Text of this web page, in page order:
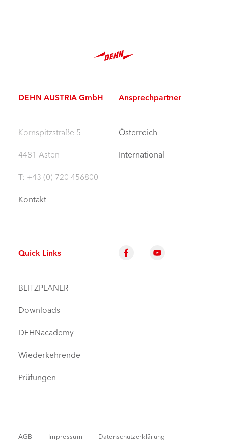
DEHN AUSTRIA GmbH
Kornspitzstraße 5
4481 Asten
T: +43 (0) 720 456800
Kontakt
Ansprechpartner
Österreich
International
Quick Links
BLITZPLANER
Downloads
DEHNacademy
Wiederkehrende
Prüfungen
AGB Impressum Datenschutzerklärung